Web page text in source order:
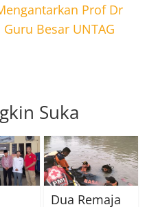
Prof Dr
Besar UNTAG
Suka
Dua Remaja